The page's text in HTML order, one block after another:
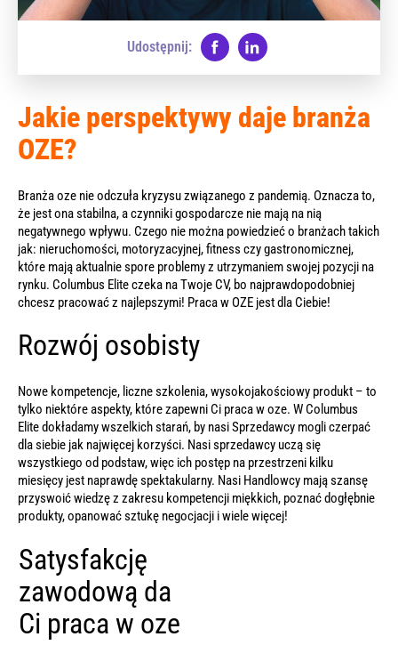
Udostępnij:
Jakie perspektywy daje branża
OZE?
Branża oze nie odczuła kryzysu związanego z pandemią. Oznacza to,
że jest ona stabilna, a czynniki gospodarcze nie mają na nią
negatywnego wpływu. Czego nie można powiedzieć o branżach takich
jak: nieruchomości, motoryzacyjnej, fitness czy gastronomicznej,
które mają aktualnie spore problemy z utrzymaniem swojej pozycji na
rynku. Columbus Elite czeka na Twoje CV, bo najprawdopodobniej
chcesz pracować z najlepszymi! Praca w OZE jest dla Ciebie!
Rozwój osobisty
Nowe kompetencje, liczne szkolenia, wysokojakościowy produkt – to
tylko niektóre aspekty, które zapewni Ci praca w oze. W Columbus
Elite dokładamy wszelkich starań, by nasi Sprzedawcy mogli czerpać
dla siebie jak najwięcej korzyści. Nasi sprzedawcy uczą się
wszystkiego od podstaw, więc ich postęp na przestrzeni kilku
miesięcy jest naprawdę spektakularny. Nasi Handlowcy mają szansę
przyswoić wiedzę z zakresu kompetencji miękkich, poznać dogłębnie
produkty, opanować sztukę negocjacji i wiele więcej!
Satysfakcję
zawodową da
Ci praca w oze